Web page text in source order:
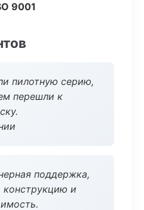
9001
пилотную серию,
перешли к
поддержка,
конструкцию и